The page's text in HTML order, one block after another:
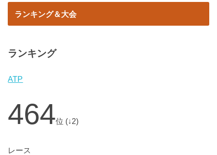
ランキング＆大会
ランキング
ATP
464位 (↓2)
レース